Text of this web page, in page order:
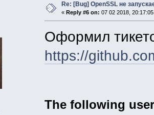
Re: [Bug] OpenSSL не
« Reply #6 on: 07 02 2018,
Оформил
https://
The following